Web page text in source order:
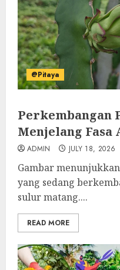
@Pitaya
Perkembangan
Menjelang Fasa
ADMIN JULY 18, 2026
Gambar
yang sedang
sulur matang....
READ MORE